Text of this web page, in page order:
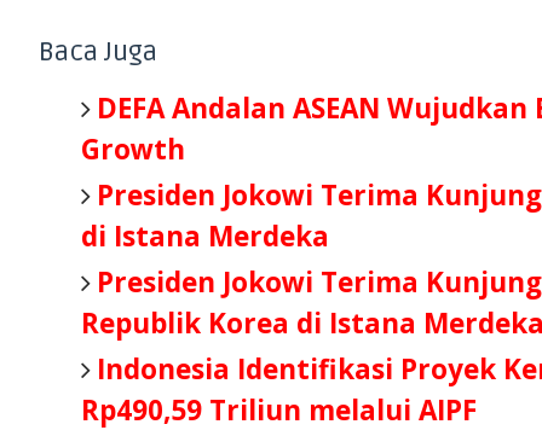
Baca Juga
DEFA Andalan ASEAN
Growth
Presiden Jokowi Terima
di Istana Merdeka
Presiden Jokowi Terima
Republik Korea di Istana
Indonesia Identifikasi Proyek
Rp490,59 Triliun melalui AIPF